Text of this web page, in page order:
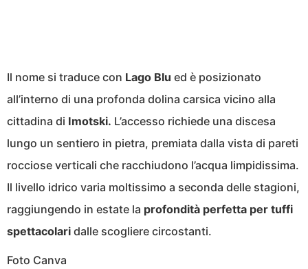
Il nome si traduce con Lago Blu ed è posizionato
all’interno di una profonda dolina carsica vicino alla
cittadina di Imotski. L’accesso richiede una discesa
lungo un sentiero in pietra, premiata dalla vista di pareti
rocciose verticali che racchiudono l’acqua limpidissima.
Il livello idrico varia moltissimo a seconda delle stagioni,
raggiungendo in estate la profondità perfetta per tuffi
spettacolari dalle scogliere circostanti.
Foto Canva